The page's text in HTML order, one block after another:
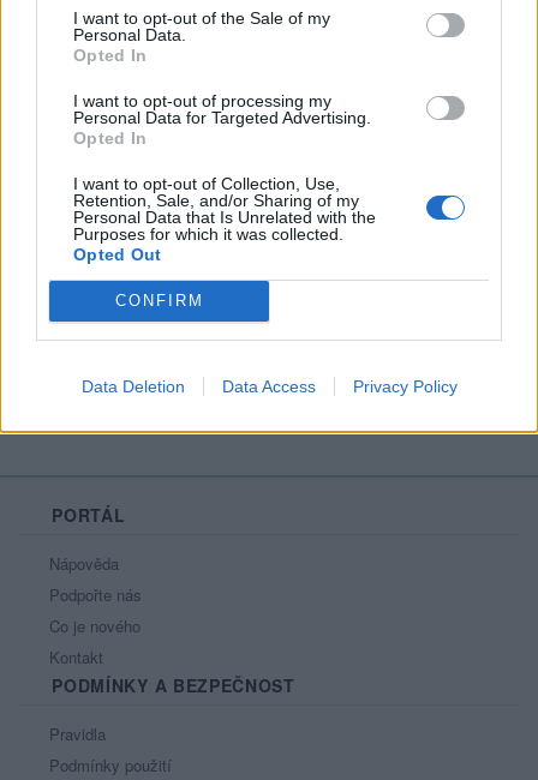
I want to opt-out of the Sale of my
Personal Data.
Opted In
I want to opt-out of processing my
Personal Data for Targeted Advertising.
Opted In
I want to opt-out of Collection, Use,
Retention, Sale, and/or Sharing of my
Personal Data that Is Unrelated with the
Purposes for which it was collected.
Opted Out
CONFIRM
Data Deletion Data Access Privacy Policy
Kontakt
Informace o profilu a chatu
Naposledy aktivní: 14.06.2015 14:08
Počet přátel: 0
Profil zobrazen: 70x
Oblibené místnosti
Sledované diskuze
PORTÁL
Nápověda
Podpořte nás
Co je nového
Kontakt
PODMÍNKY A BEZPEČNOST
Pravidla
Podmínky použití